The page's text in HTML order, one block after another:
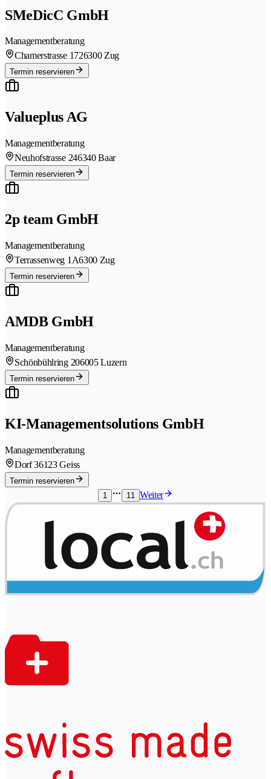
SMeDicC GmbH
Managementberatung
Chamerstrasse 1726300 Zug
Termin reservieren
Valueplus AG
Managementberatung
Neuhofstrasse 246340 Baar
Termin reservieren
2p team GmbH
Managementberatung
Terrassenweg 1A6300 Zug
Termin reservieren
AMDB GmbH
Managementberatung
Schönbühlring 206005 Luzern
Termin reservieren
KI-Managementsolutions GmbH
Managementberatung
Dorf 36123 Geiss
Termin reservieren
1
11 Weiter